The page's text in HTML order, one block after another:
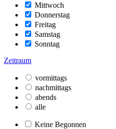
Mittwoch
Donnerstag
Freitag
Samstag
Sonntag
Zeitraum
vormittags
nachmittags
abends
alle
Keine Begonnen